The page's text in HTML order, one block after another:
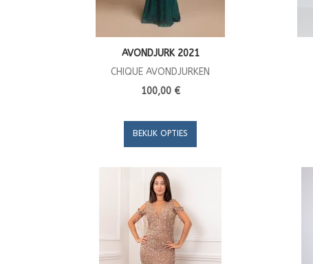
AVONDJURK 2021
CHIQUE AVONDJURKEN
100,00 €
BEKIJK OPTIES